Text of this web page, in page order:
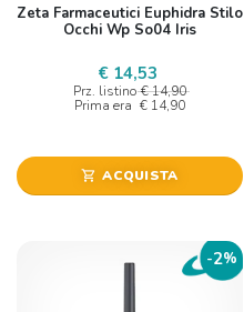
Zeta Farmaceutici Euphidra Stilo
Occhi Wp So04 Iris
€ 14,53
Prz. listino € 14,90
Prima era € 14,90
shopping_cart ACQUISTA
-2%